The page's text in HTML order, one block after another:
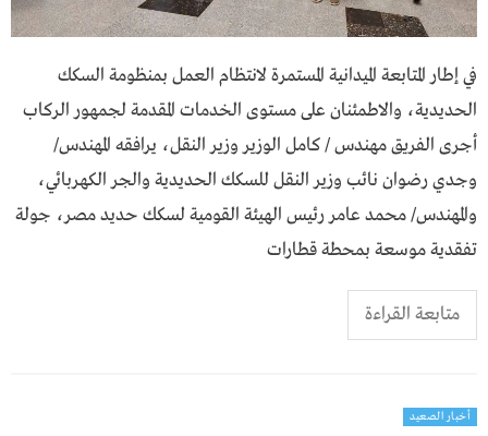
في إطار المتابعة الميدانية المستمرة لانتظام العمل بمنظومة السكك
الحديدية، والاطمئنان على مستوى الخدمات المقدمة لجمهور الركاب
أجرى الفريق مهندس / كامل الوزير وزير النقل، يرافقه المهندس/
وجدي رضوان نائب وزير النقل للسكك الحديدية والجر الكهربائي،
والمهندس/ محمد عامر رئيس الهيئة القومية لسكك حديد مصر، جولة
تفقدية موسعة بمحطة قطارات
متابعة القراءة
أخبار الصعيد